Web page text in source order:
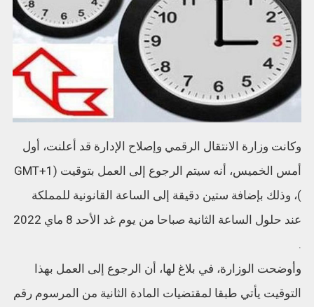
وكانت وزارة الانتقال الرقمي وإصلاح الإدارة قد أعلنت، أول
أمس الخميس، أنه سيتم الرجوع إلى العمل بتوقيت (GMT+1
)، وذلك بإضافة ستين دقيقة إلى الساعة القانونية للمملكة
عند حلول الساعة الثانية صباحا من يوم غد الأحد 8 ماي 2022
.
وأوضحت الوزارة، في بلاغ لها، أن الرجوع إلى العمل بهذا
التوقيت يأتي طبقا لمقتضيات المادة الثانية من المرسوم رقم